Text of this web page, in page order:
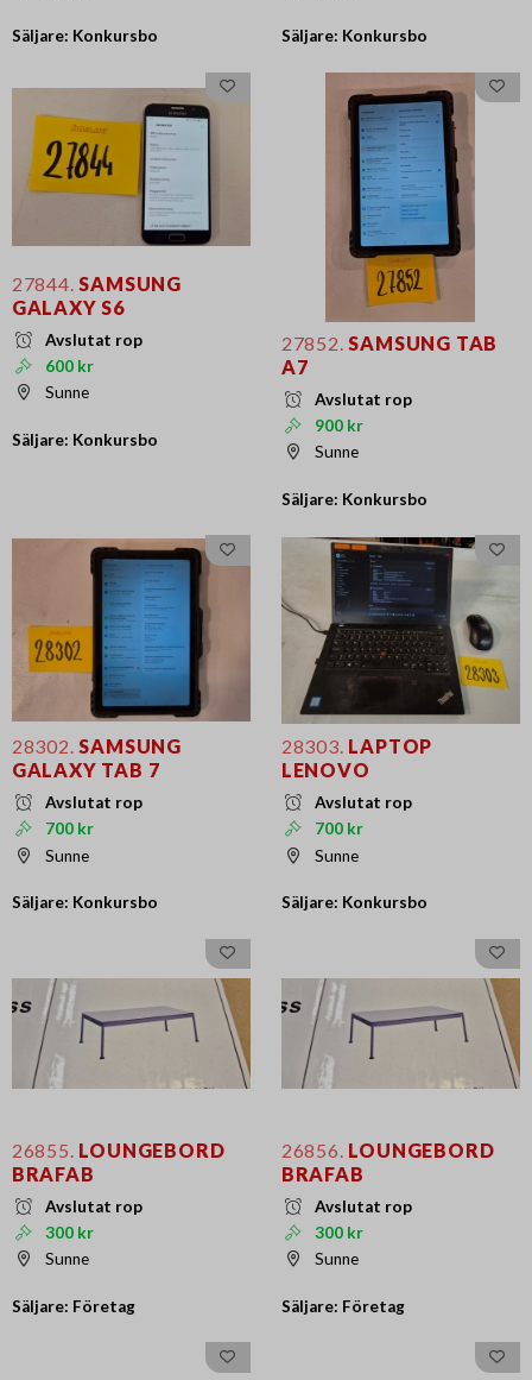
Säljare: Konkursbo Säljare: Konkursbo
27844. SAMSUNG
GALAXY S6
Avslutat rop
600 kr
Sunne
Säljare: Konkursbo
27852. SAMSUNG TAB
A7
Avslutat rop
900 kr
Sunne
Säljare: Konkursbo
28302. SAMSUNG
GALAXY TAB 7
Avslutat rop
700 kr
Sunne
Säljare: Konkursbo
28303. LAPTOP
LENOVO
Avslutat rop
700 kr
Sunne
Säljare: Konkursbo
26855. LOUNGEBORD
BRAFAB
Avslutat rop
300 kr
Sunne
Säljare: Företag
26856. LOUNGEBORD
BRAFAB
Avslutat rop
300 kr
Sunne
Säljare: Företag